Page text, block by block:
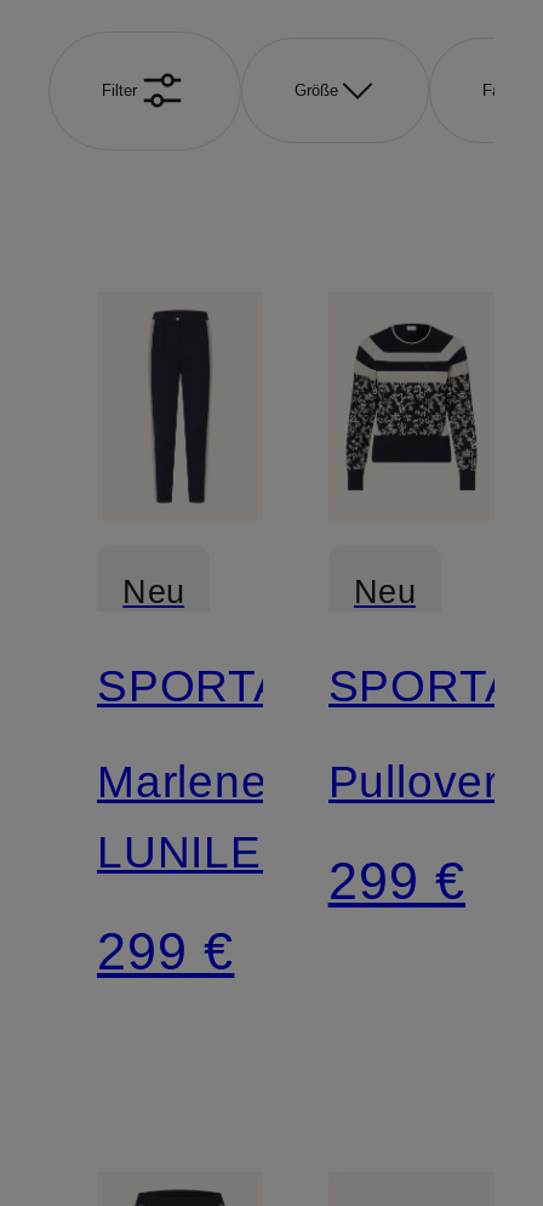
Filter Größe Farbe
Neu
SPORTALM
Marlenehose
LUNILES
299 €
Neu
Pullover
299 €